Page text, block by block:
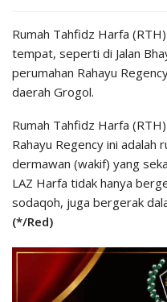
Rumah Tahfidz Harfa
tempat, seperti di Jalan
perumahan Rahayu
daerah Grogol.
Rumah Tahfidz Harfa
Rahayu Regency ini adalah
dermawan (wakif) yang
LAZ Harfa tidak hanya
sodaqoh, juga bergerak
(*/Red)